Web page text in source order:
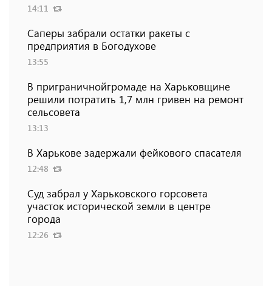
14:11
Саперы забрали остатки ракеты с
предприятия в Богодухове
13:55
В приграничнойгромаде на Харьковщине
решили потратить 1,7 млн ​​гривен на ремонт
сельсовета
13:13
В Харькове задержали фейкового спасателя
12:48
Суд забрал у Харьковского горсовета
участок исторической земли в центре
города
12:26